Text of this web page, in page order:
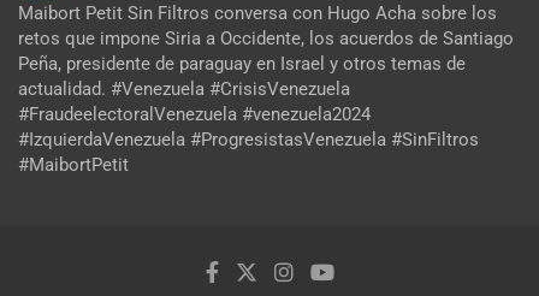
Maibort Petit Sin Filtros conversa con Hugo Acha sobre los
retos que impone Siria a Occidente, los acuerdos de Santiago
Peña, presidente de paraguay en Israel y otros temas de
actualidad. #Venezuela #CrisisVenezuela
#FraudeelectoralVenezuela #venezuela2024
#IzquierdaVenezuela #ProgresistasVenezuela #SinFiltros
#MaibortPetit